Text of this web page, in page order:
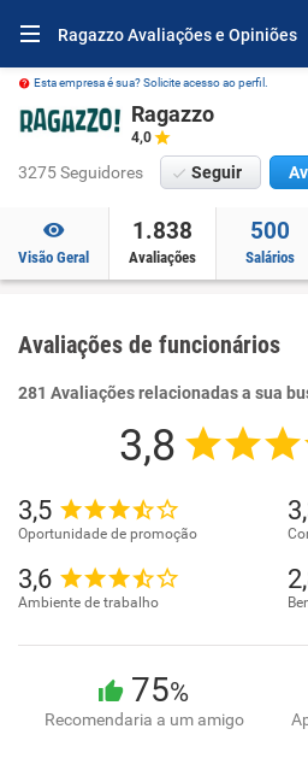
Ragazzo Avaliações e Opiniões
Esta empresa é sua? Solicite acesso ao perfil.
Ragazzo
4,0
3275 Seguidores Seguir
Visão Geral
1.838
Avaliações
500
Salários
Avaliações de funcionários
281 Avaliações relacionadas a sua
3,8
3,5
Oportunidade de promoção
3,6
Ambiente de trabalho
75%
Recomendaria a um amigo